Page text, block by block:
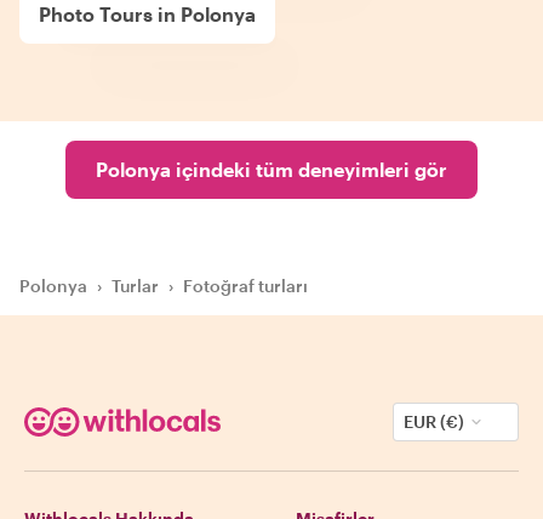
Photo Tours in Polonya
Polonya içindeki tüm deneyimleri gör
Polonya › Turlar › Fotoğraf turları
EUR (€)